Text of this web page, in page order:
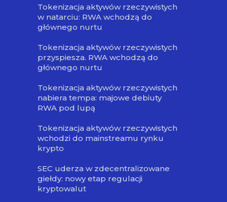
Tokenizacja aktywów rzeczywistych
w natarciu: RWA wchodzą do
głównego nurtu
Tokenizacja aktywów rzeczywistych
przyspiesza. RWA wchodzą do
głównego nurtu
Tokenizacja aktywów rzeczywistych
nabiera tempa: majowe debiuty
RWA pod lupą
Tokenizacja aktywów rzeczywistych
wchodzi do mainstreamu rynku
krypto
SEC uderza w zdecentralizowane
giełdy: nowy etap regulacji
kryptowalut